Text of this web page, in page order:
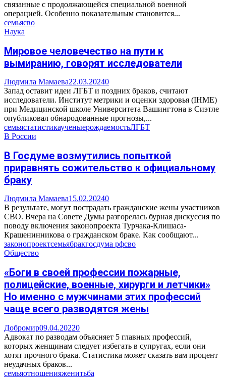
связанные с продолжающейся специальной военной
операцией. Особенно показательным становится...
семьясво
Наука
Мировое человечество на пути к
вымиранию, говорят исследователи
Людмила Мамаева22.03.20240
Запад оставит идеи ЛГБТ и поздних браков, считают
исследователи. Институт метрики и оценки здоровья (IHME)
при Медицинской школе Университета Вашингтона в Сиэтле
опубликовал обнародованные прогнозы,...
семьястатистикаученыерождаемостьЛГБТ
В России
В Госдуме возмутились попыткой
приравнять сожительство к официальному
браку
Людмила Мамаева15.02.20240
В результате, могут пострадать гражданские жены участников
СВО. Вчера на Совете Думы разгорелась бурная дискуссия по
поводу включения законопроекта Турчака-Клишаса-
Крашенинникова о гражданском браке. Как сообщают...
законопроектсемьябракгосдума рфсво
Общество
«Боги в своей профессии пожарные,
полицейские, военные, хирурги и летчики»
Но именно с мужчинами этих профессий
чаще всего разводятся жены
Добромир09.04.20220
Адвокат по разводам объясняет 5 главных профессий,
которых женщинам следует избегать в супругах, если они
хотят прочного брака. Статистика может сказать вам процент
неудачных браков...
семьяотношенияженитьба